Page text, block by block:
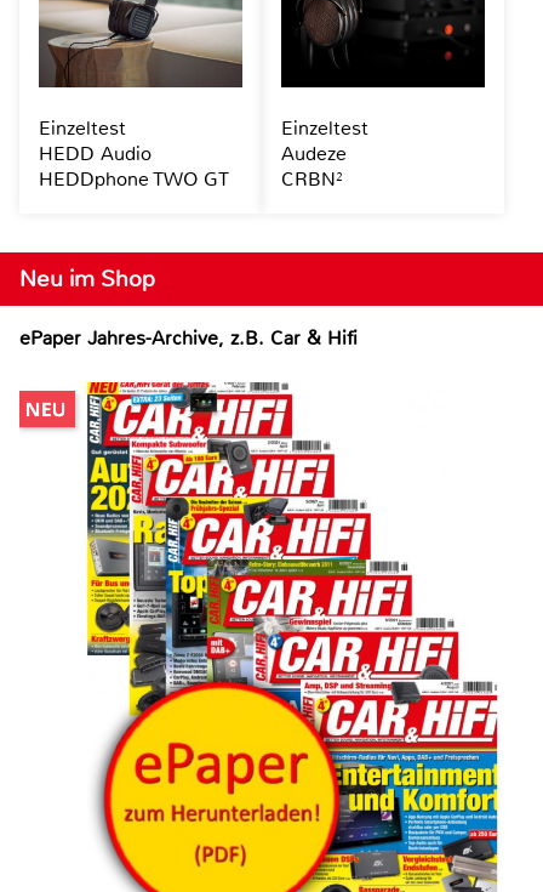
Neu im Shop
ePaper Jahres-Archive, z.B. Car & Hifi
Einzeltest
HEDD Audio
HEDDphone TWO GT
Einzeltest
Audeze
CRBN²